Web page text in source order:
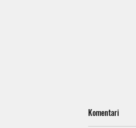
Komentari